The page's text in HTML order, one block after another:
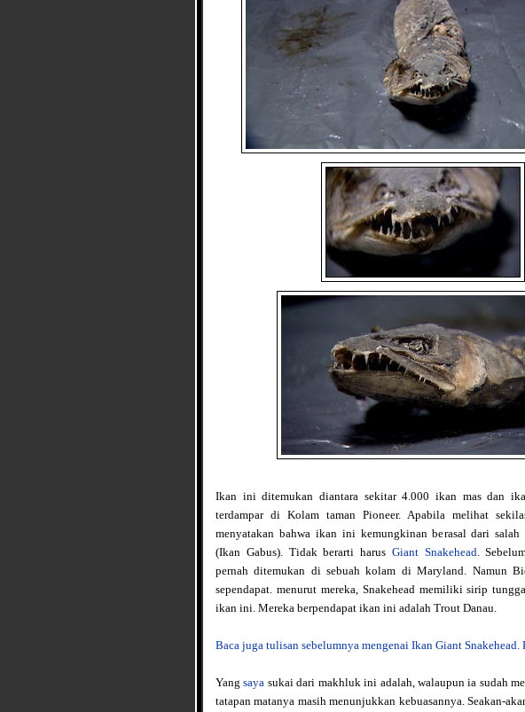
Ikan ini ditemukan diantara sekitar 4.000 ikan mas dan
terdampar di Kolam taman Pioneer. Apabila melihat
menyatakan bahwa ikan ini kemungkinan berasal dari salah
(Ikan Gabus). Tidak berarti harus Giant Snakehead.
pernah ditemukan di sebuah kolam di Maryland. Namun
sependapat. menurut mereka, Snakehead memiliki sirip
ikan ini. Mereka berpendapat ikan ini adalah Trout Danau.
Baca juga tulisan sebelumnya mengenai Ikan Giant
Yangsaya sukai dari makhluk ini adalah, walaupun ia sudah
tatapan matanya masih menunjukkan kebuasannya. Seakan-